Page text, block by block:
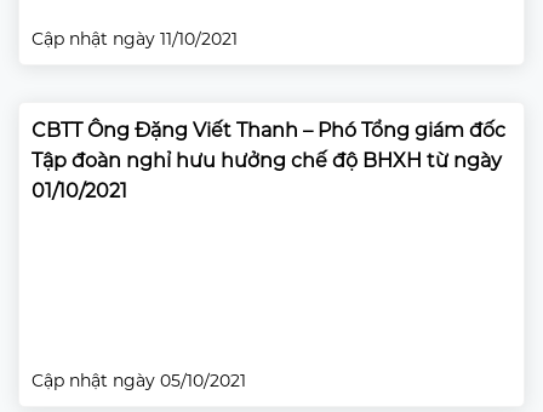
Cập nhật ngày 11/10/2021
CBTT Ông Đặng Viết Thanh – Phó Tổng giám đốc
Tập đoàn nghỉ hưu hưởng chế độ BHXH từ ngày
01/10/2021
Cập nhật ngày 05/10/2021